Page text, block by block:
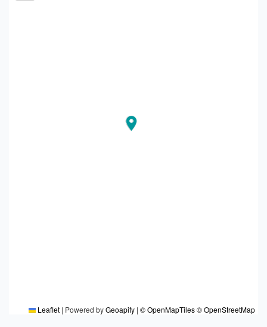
Leaflet | Powered byGeoapify | © OpenMapTiles© OpenStreetMap